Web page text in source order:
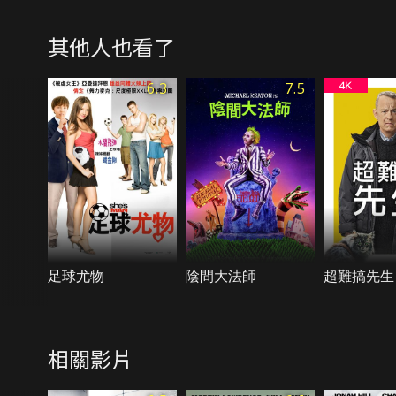
其他人也看了
6.3
足球尤物
7.5
陰間大法師 超難搞先生
相關影片